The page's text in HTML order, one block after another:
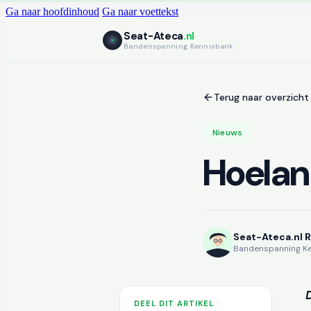
Ga naar hoofdinhoud Ga naar voettekst
Seat-Ateca.nl
Bandenspanning Kennisbank
Terug naar overzicht
Nieuws
Seat-Ateca.nl
Bandenspanning
DEEL DIT ARTIKEL